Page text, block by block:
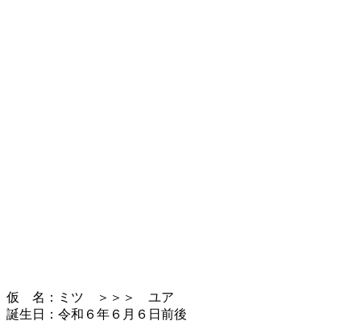
仮 名：ミツ ＞＞＞ ユア
誕生日：令和６年６月６日前後